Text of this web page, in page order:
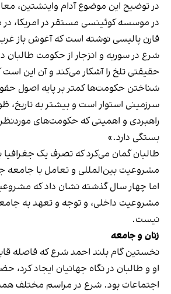
در توضیح این موضوع آدام واینشتین،
در موسسه کوئینسی مستقر در امریکا، در
فارن پالیسی نوشته است که آغوش باز
شرع در سوریه و انزجار از حکومت طالبان
حقیقتی تلخ را آشکار می‌کند و آن این
شناختن حکومت‌ها کمتر بر پایه اصول
سرزمینی استوار است و بیشتر به تاریخ،
راهبردی و اهمیتی که حکومت‌های موردنظر
بستگی دارد.»
طالبان گمان می‌کرد که تصرف یک جغرافیا
مشروعیت بین‌المللی و تعامل با جامعه
اما چهار سال گذشته نشان داد که
مشروعیت داخلی، و توجه و تعهد به
نیست.
زنان و جامعه
نخستین گام بلند احمد شرع که فاصله
او و طالبان در نگاه جهانیان ایجاد
اجتماعات بود. شرع در مراسم مختلف